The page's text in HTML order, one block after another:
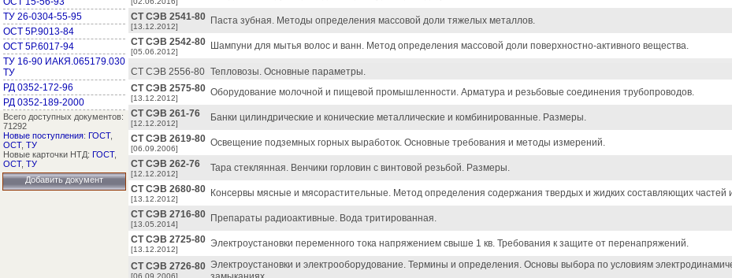
ТУ 26-0304-55-95
ОСТ 5Р.9013-84
ОСТ 5Р.6017-94
ТУ 16-90 ИАКЯ.065179.030
ТУ
РД 0352-172-96
РД 0352-189-2000
Всего доступных документов:
71292
Новые поступления: ГОСТ,
ОСТ, ТУ
Новые карточки НТД: ГОСТ,
ОСТ, ТУ
Добавить документ
СТ СЭВ 2541-80
[13.12.2012]
Паста зубная. Методы определения массовой доли тяжелых металлов.
СТ СЭВ 2542-80
[05.06.2012]
Шампуни для мытья волос и ванн. Метод определения массовой доли поверхностно-активного вещества.
СТ СЭВ 2556-80 Тепловозы. Основные параметры.
СТ СЭВ 2575-80
[13.12.2012]
Оборудование молочной и пищевой промышленности. Арматура и резьбовые соединения трубопроводов.
СТ СЭВ 261-76
[12.12.2012]
Банки цилиндрические и конические металлические и комбинированные. Размеры.
СТ СЭВ 2619-80
[06.09.2006]
Освещение подземных горных выработок. Основные требования и методы измерений.
СТ СЭВ 262-76
[12.12.2012]
Тара стеклянная. Венчики горловин с винтовой резьбой. Размеры.
СТ СЭВ 2680-80
[13.12.2012]
Консервы мясные и мясорастительные. Метод определения содержания твердых и жидких составляющих частей
СТ СЭВ 2716-80
[13.05.2014]
Препараты радиоактивные. Вода тритированная.
СТ СЭВ 2725-80
[13.12.2012]
Электроустановки переменного тока напряжением свыше 1 кв. Требования к защите от перенапряжений.
СТ СЭВ 2726-80
[06.09.2006]
Электроустановки и электрооборудование. Термины и определения. Основы выбора по условиям